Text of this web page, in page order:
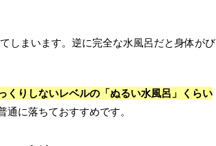
しまいます。逆に完全な水風呂だと身体がび
くりしないレベルの「ぬるい水風呂」くらい
に落ちておすすめです。